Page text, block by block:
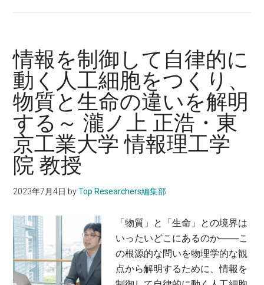
活
用
し
て、
社
会
課
す
る〜
時
任
静
に
頼
り
す
ぎ
な
い、
次
世
代
触
媒
開
発
を
情報を制御して自律的に
動く人工細胞をつくり、
物質と生命の違いを解明
する～ 瀧ノ上 正浩・東
京工業大学 情報理工学
院 教授
2023年7月4日 byTop Researchers編集部
「物質」と「生命」との境界は
いったいどこにあるのか───こ
の根源的な問いを物理学的な観
点から解明するために、情報を